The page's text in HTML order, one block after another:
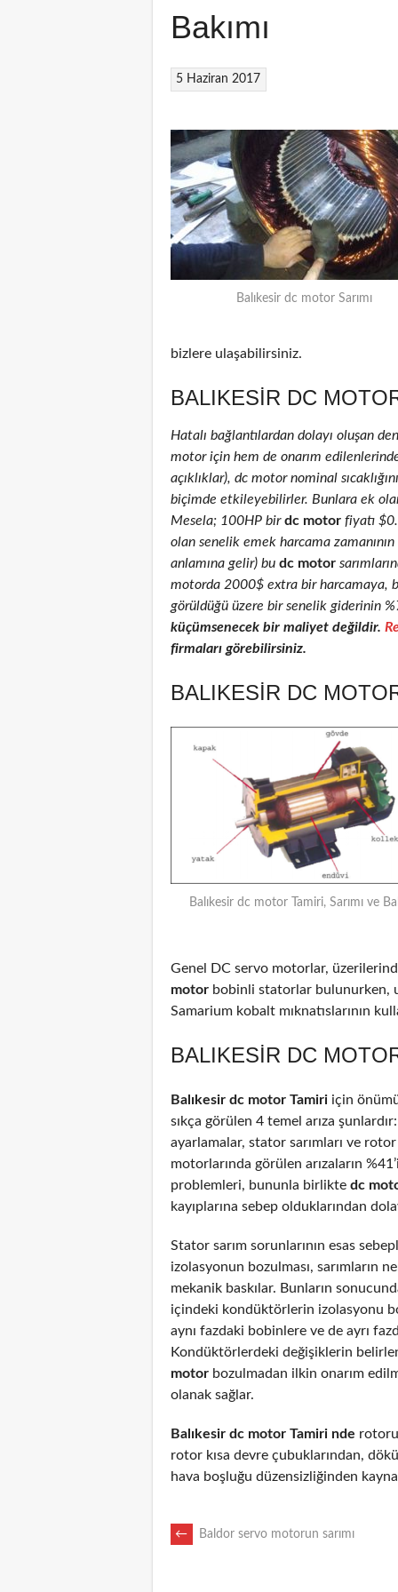
Bakımı
5 Haziran 2017
Balıkesir dc motor Sarımı
bizlere ulaşabilirsiniz.
BALIKESIR DC
Hatalı bağlantılardan dolayı oluşan
motor için hem de onarım
açıklıklar), dc motor nominal
biçimde etkileyebilirler. Bunlara ek
Mesela; 100HP birdc motor fiyatı
olan senelik emek harcama
anlamına gelir) bu dc motor
motorda 2000$ extra bir harcamaya,
görüldüğü üzere bir senelik giderinin
küçümsenecek bir maliyet değildir.
firmaları görebilirsiniz.
BALIKESIR DC
Balıkesir dc motor Tamiri, Sarımı ve
Genel DC servo motorlar,
motor bobinli statorlar bulunurken,
Samarium kobalt mıknatıslarının
BALIKESIR DC
Balıkesir dc motor Tamiri için
sıkça görülen 4 temel arıza
ayarlamalar, stator sarımları ve
motorlarında görülen arızaların
problemleri, bununla birlikte dc
kayıplarına sebep olduklarından
Stator sarım sorunlarının esas
izolasyonun bozulması, sarımların
mekanik baskılar. Bunların
içindeki kondüktörlerin izolasyonu
aynı fazdaki bobinlere ve de ayrı
Kondüktörlerdeki değişiklerin
motor bozulmadan ilkin onarım
olanak sağlar.
Balıkesir dc motor Tamiri nde rotoru
rotor kısa devre çubuklarından,
hava boşluğu düzensizliğinden
POST
← Baldor servo motorun sarımı